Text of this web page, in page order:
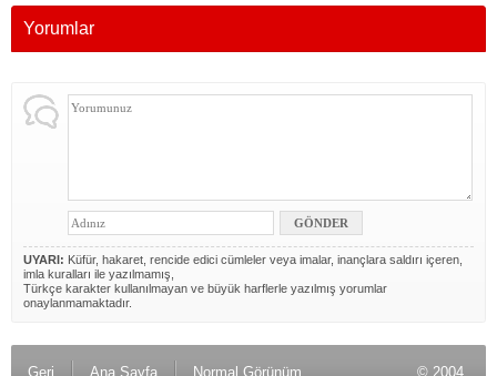
Yorumlar
UYARI: Küfür, hakaret, rencide edici cümleler veya imalar, inançlara saldırı içeren,
imla kuralları ile yazılmamış,
Türkçe karakter kullanılmayan ve büyük harflerle yazılmış yorumlar
onaylanmamaktadır.
Geri Ana Sayfa Normal Görünüm © 2004